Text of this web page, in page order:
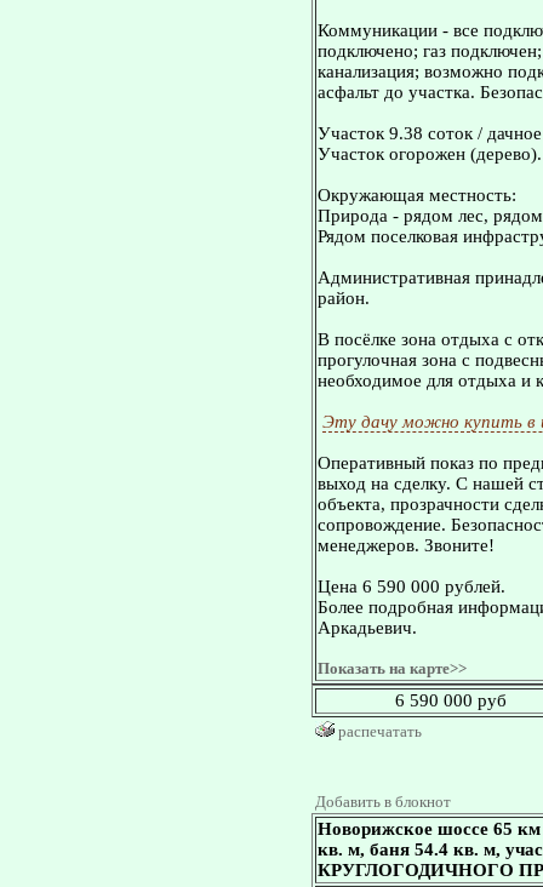
Коммуникации - все
подключено; газ
канализация; возможно
асфальт до участка.
Участок 9.38 соток /
Участок огорожен (дерево).
Окружающая местность:
Природа - рядом лес,
Рядом поселковая
Административная
район.
В посёлке зона отдыха с
прогулочная зона с
необходимое для отдыха и
Эту дачу можно купить в
Оперативный показ по
выход на сделку. С нашей
объекта, прозрачности
сопровождение.
менеджеров. Звоните!
Цена 6 590 000 рублей.
Более подробная
Аркадьевич.
Показать на карте>>
6 590 000 руб
распечатать
Добавить в блокнот
Новорижское шоссе 65
кв. м, баня 54.4 кв. м,
КРУГЛОГОДИЧНОГО